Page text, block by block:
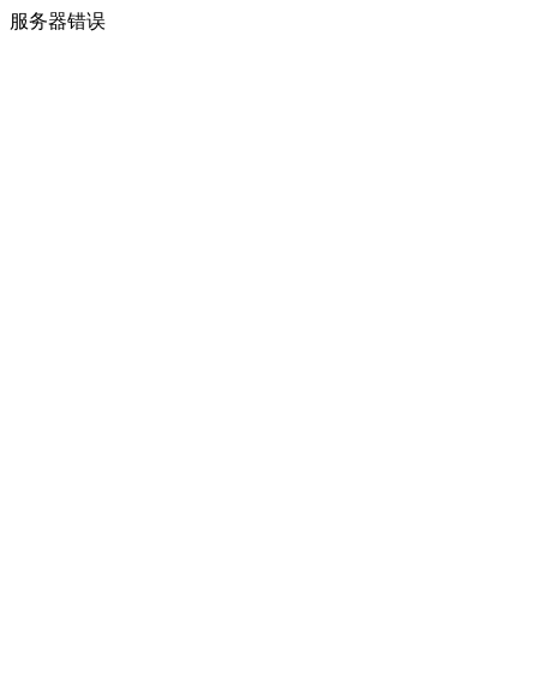
服务器错误